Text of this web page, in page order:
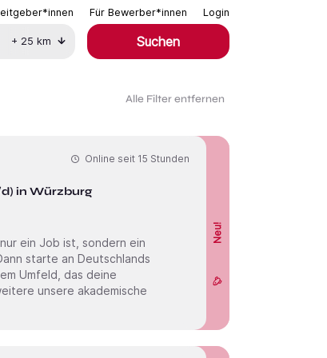
Für Bewerber*innen Login
+ 25 km Suchen
in Würzburg
Neu!
Online seit 15 Stunden
nur ein Job ist, sondern ein
Umfeld, das deine
Alle Filter entfernen